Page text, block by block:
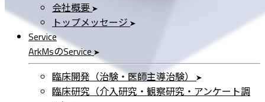
会社概要
トップメッセージ
Service
ArkMsのService
臨床開発（治験・医師主導治験）
臨床研究（介入研究・観察研究・アンケート調